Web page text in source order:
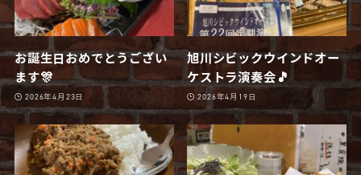
お誕生日おめでとうござい
ます🎊
2026年4月23日
旭川シビックウインドオー
ケストラ演奏会🎵
2026年4月19日